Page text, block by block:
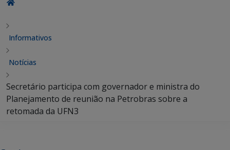
Informativos
Notícias
Secretário participa com governador e ministra do
Planejamento de reunião na Petrobras sobre a
retomada da UFN3